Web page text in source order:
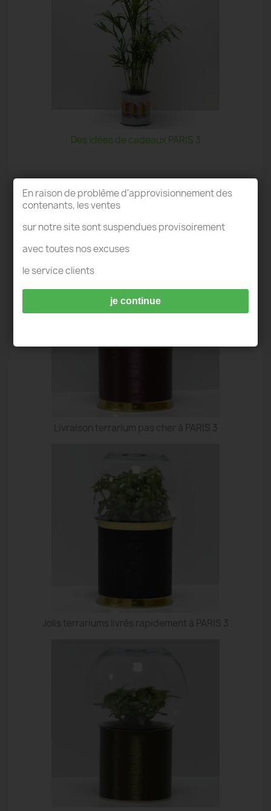
Des idées de cadeaux PARIS 3
Livraison terrarium pas cher à PARIS 3
Jolis terrariums livrés rapidement à PARIS 3
En raison de problème d'approvisionnement des
contenants, les ventes
sur notre site sont suspendues provisoirement
avec toutes nos excuses
le service clients
je continue